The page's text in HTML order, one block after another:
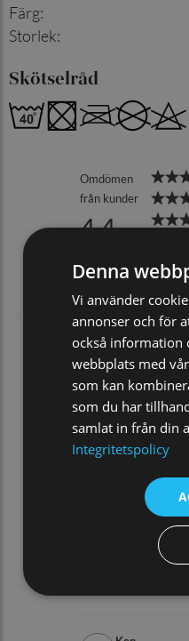
Färg:
Storlek:
Skötselråd
Denna
Vi använder
annonser och för
också information
webbplats med
som kan
som du har
samlat in från din
Integritetspolicy